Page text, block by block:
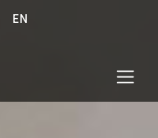
EN